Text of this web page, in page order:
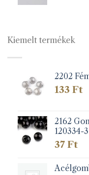
Kiemelt termékek
2202
133 Ft
2162
120334-3
37 Ft